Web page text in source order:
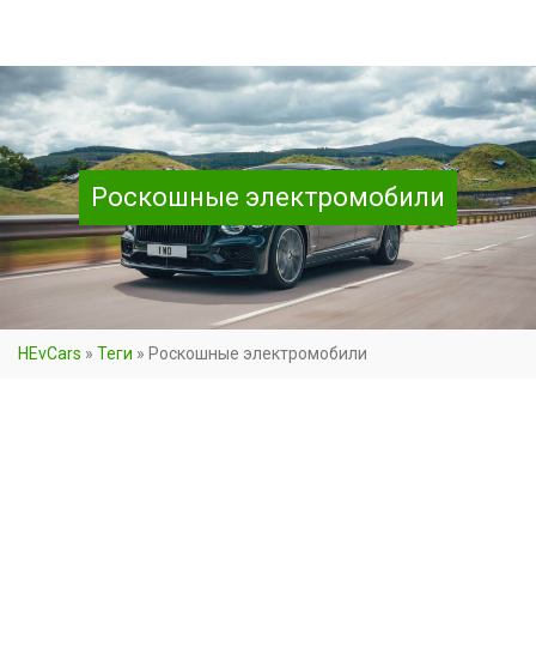
Роскошные электромобили
HEvCars » Теги » Роскошные электромобили